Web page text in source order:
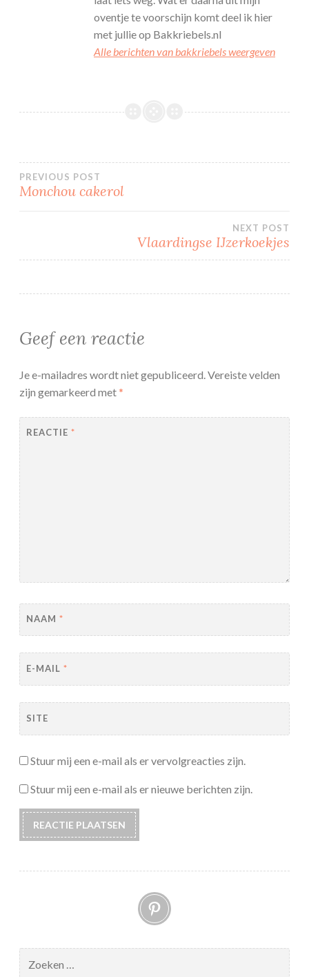
oventje te voorschijn komt deel ik hier
met jullie op Bakkriebels.nl
Alle berichten van bakkriebels weergeven
Bericht
PREVIOUS POST
Monchou cakerol
NEXT POST
Vlaardingse IJzerkoekjes
Geef een reactie
Je e-mailadres wordt niet gepubliceerd. Vereiste velden
zijn gemarkeerd met*
REACTIE *
NAAM *
E-MAIL *
SITE
Stuur mij een e-mail als er vervolgreacties zijn.
Stuur mij een e-mail als er nieuwe berichten zijn.
Pinterest
naar: